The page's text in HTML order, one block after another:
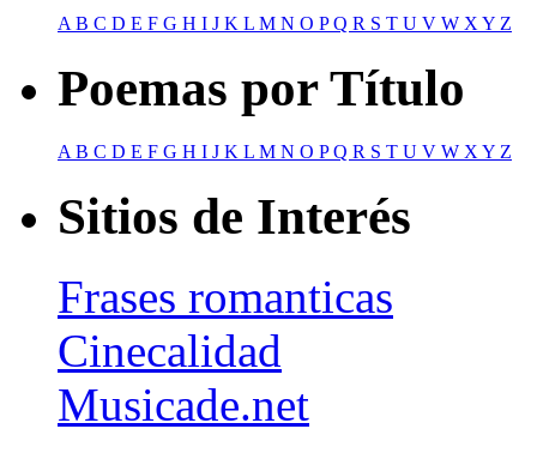
AB C D E F G H I J K L M N O PQ R S T U V W XY Z
Poemas por Título
A B C D E F G H I J K L M N O PQ R S T U V W X Y Z
Sitios de Interés
Frases romanticas
Cinecalidad
Musicade.net